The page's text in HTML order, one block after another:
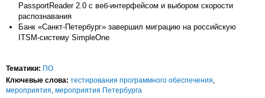
PassportReader 2.0 с веб-интерфейсом и выбором скорости
распознавания
Банк «Санкт-Петербург» завершил миграцию на российскую
ITSM-систему SimpleOne
Тематики: ПО
Ключевые слова: тестирования программного обеспечения
мероприятия мероприятия Петербурга